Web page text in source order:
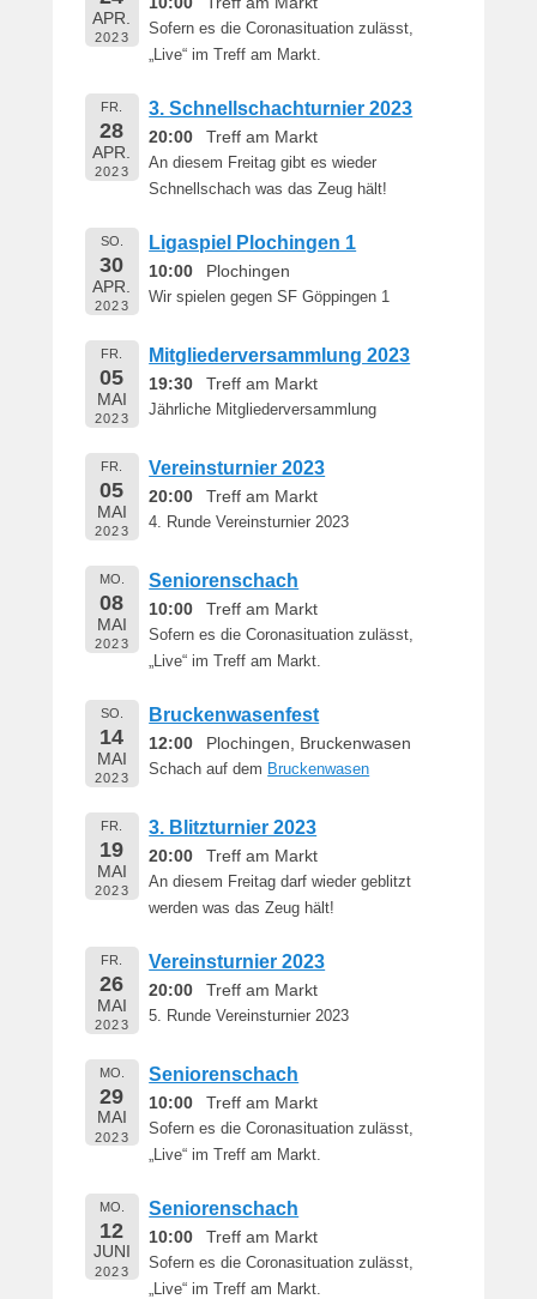
APR.
2023
Sofern es die Coronasituation zulässt,
„Live“ im Treff am Markt.
FR.
28
APR.
2023
3. Schnellschachturnier 2023
20:00 Treff am Markt
An diesem Freitag gibt es wieder
Schnellschach was das Zeug hält!
SO.
30
APR.
2023
Ligaspiel Plochingen 1
10:00 Plochingen
Wir spielen gegen SF Göppingen 1
FR.
05
MAI
2023
Mitgliederversammlung 2023
19:30 Treff am Markt
Jährliche Mitgliederversammlung
FR.
05
MAI
2023
Vereinsturnier 2023
20:00 Treff am Markt
4. Runde Vereinsturnier 2023
MO.
08
MAI
2023
Seniorenschach
10:00 Treff am Markt
Sofern es die Coronasituation zulässt,
„Live“ im Treff am Markt.
SO.
14
MAI
2023
Bruckenwasenfest
12:00 Plochingen, Bruckenwasen
Schach auf dem Bruckenwasen
FR.
19
MAI
2023
3. Blitzturnier 2023
20:00 Treff am Markt
An diesem Freitag darf wieder geblitzt
werden was das Zeug hält!
FR.
26
MAI
2023
Vereinsturnier 2023
20:00 Treff am Markt
5. Runde Vereinsturnier 2023
MO.
29
MAI
2023
Seniorenschach
10:00 Treff am Markt
Sofern es die Coronasituation zulässt,
„Live“ im Treff am Markt.
MO.
12
JUNI
2023
Seniorenschach
10:00 Treff am Markt
Sofern es die Coronasituation zulässt,
„Live“ im Treff am Markt.